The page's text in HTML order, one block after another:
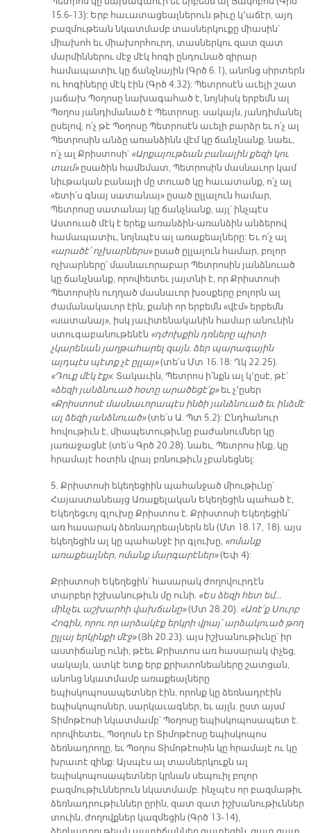
15.6-13): Երբ հաւատացեալներուն թիւը կ՚աճէր, այդ
բազմութեան նկատմամբ տասներկուքը միասին՝
միախոհ եւ միախորհուրդ, տասներկու զատ զատ
մարմիններու մէջ մէկ հոգի ընդունած զիրար
համապատիւ կը ճանչնային (Գրծ 6.1), անոնց սիրտերն
ու հոգիները մէկ էին (Գրծ 4.32): Պետրոսէն աւելի շատ
յաճախ Պօղոսը նախագահած է, նոյնիսկ երբեմն ալ
Պօղոս յանդիմանած է Պետրոսը. սակայն, յանդիմանել
ըսելով, ո՛չ թէ Պօղոսը Պետրոսէն աւելի բարձր եւ ո՛չ ալ
Պետրոսին անձը առանձինն վէմ կը ճանչնանք. նաեւ,
ո՛չ ալ Քրիստոսի՝ «Արքայութեան բանալին քեզի կու
տամ»ըսածին համեմատ, Պետրոսին մասնաւոր կամ
նիւթական բանալի մը տուած կը հաւատանք, ո՛չ ալ
«ետի՛ս գնայ սատանայ» ըսած ըլլալուն համար,
Պետրոսը սատանայ կը ճանչնանք, այլ՝ ինչպէս
Աստուած մէկ է երեք առանձին-առանձին անձերով
համապատիւ, նոյնպէս ալ առաքեալները: Եւ ո՛չ ալ
«արածէ՛ ոչխարներս»ըսած ըլլալուն համար, բոլոր
ոչխարները՝ մասնաւորաբար Պետրոսին յանձնուած
կը ճանչնանք, որովհետեւ յայտնի է, որ Քրիստոսի
Պետորսին ուղղած մասնաւոր խօսքերը բոլորն ալ
ժամանակաւոր էին, քանի որ երբեմն «վէմ» երբեմն
«սատանայ», իսկ յաւիտենականին համար անունին
ստուգաբանութենէն «դժոխքին դռները պիտի
չկարենան յաղթահարել զայն. ձեր պարագային
այդպէս պէտք չէ ըլլայ»(տե՛ս Մտ 16.18: Ղկ 22.25).
«Դուք մէկ էք»: Տակաւին, Պետրոս ի՛նքն ալ կ՚ըսէ, թէ՝
«ձեզի յանձնուած հօտը արածեցէ՛ք»եւ չ՚ըսեր
«Քրիստոսէ մասնաւորապէս ինծի յանձնուած եւ ինձմէ
ալ ձեզի յանձնուած»(տե՛ս Ա. Պտ 5.2): Ընդհանուր
հովութիւն է, միապետութիւնը բաժանումներ կը
յառաջացնէ (տե՛ս Գրծ 20.28). նաեւ, Պետրոս ինք, կը
հրամայէ հօտին վրայ բռնութիւն չբանեցնել:
5. Քրիստոսի եկեղեցիին պահանջած միութիւնը՝
Հայաստանեայց Առաքելական Եկեղեցին պահած է,
Եկեղեցւոյ գլուխը Քրիստոս է. Քրիստոսի Եկեղեցին՝
առ հասարակ ձեռնադրեալներն են (Մտ 18.17, 18). այս
եկեղեցին ալ կը պահանջէ իր գլուխը, «ոմանք
առաքեալներ, ոմանք մարգարէներ»(Եփ 4):
Քրիստոսի Եկեղեցին՝ հասարակ ժողովուրդէն
տարբեր իշխանութիւն մը ունի. «Ես ձեզի հետ եմ…
մինչեւ աշխարհի վախճանը»(Մտ 28.20). «Առէ՛ք Սուրբ
Հոգին, որու որ արձակէք երկրի վրայ՝ արձակուած թող
ըլլայ երկինքի մէջ»(Յհ 20.23). այս իշխանութիւնը՝ իր
աստիճանը ունի, թէեւ Քրիստոս առ հասարակ փչեց,
սակայն, ատկէ ետք երբ քրիստոնեաները շատցան,
անոնց նկատմամբ առաքեալները
եպիսկոպոսապետներ էին, որոնք կը ձեռնադրէին
եպիսկոպոսներ, սարկաւագներ, եւ այլն. ըստ այսմ
Տիմոթէոսի նկատմամբ՝ Պօղոսը եպիսկոպոսապետ է.
որովհետեւ, Պօղոսն էր Տիմոթէոսը եպիսկոպոս
ձեռնադրողը, եւ Պօղոս Տիմոթէոսին կը հրամայէ ու կը
խրատէ զինք: Այսպէս ալ տասներկուքն ալ
եպիսկոպոսապետներ կրնան սեպուիլ բոլոր
բազմութիւններուն նկատմամբ. ինչպէս որ բազմաթիւ
ձեռնադրութիւններ ըրին, զատ զատ իշխանութիւններ
տուին, ժողովքներ կազմեցին (Գրծ 13-14),